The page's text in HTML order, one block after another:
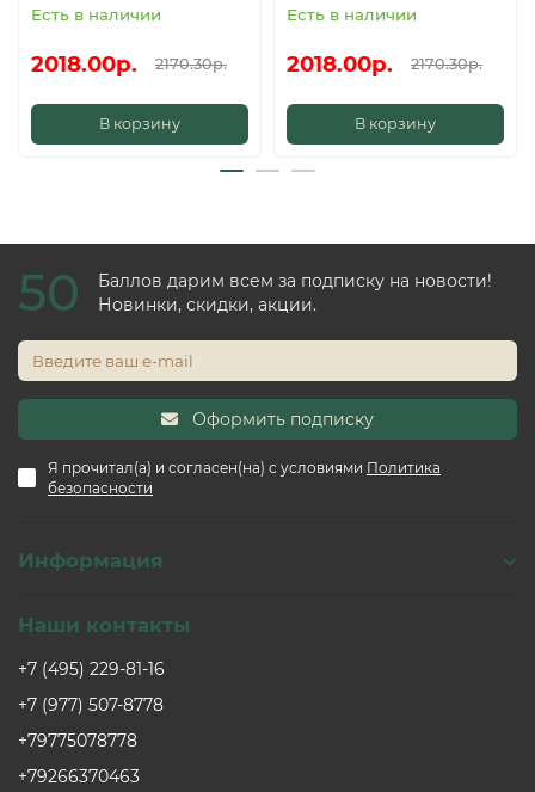
Есть в наличии
2018.00р. 2170.30р.
В корзину
Есть в наличии
2018.00р. 2170.30р.
В корзину
50
Баллов дарим всем за подписку на новости!
Новинки, скидки, акции.
Оформить подписку
Я прочитал(а) и согласен(на) с условиями Политика
безопасности
Информация
Наши контакты
+7 (495) 229-81-16
+7 (977) 507-8778
+79775078778
+79266370463